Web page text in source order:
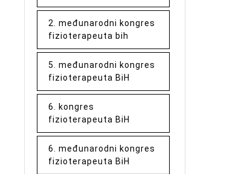
2. međunarodni kongres
fizioterapeuta bih
5. međunarodni kongres
fizioterapeuta BiH
6. kongres
fizioterapeuta BiH
6. međunarodni kongres
fizioterapeuta BiH